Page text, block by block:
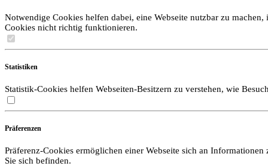
Notwendige Cookies helfen dabei, eine Webseite nutzbar zu
Cookies nicht richtig funktionieren.
Statistiken
Statistik-Cookies helfen Webseiten-Besitzern zu verstehen, wie
Präferenzen
Präferenz-Cookies ermöglichen einer Webseite sich an
Sie sich befinden.